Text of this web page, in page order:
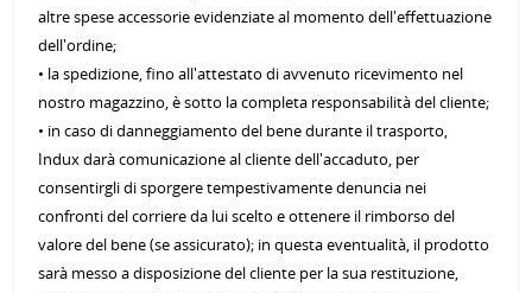
altre spese accessorie evidenziate al momento dell'effettuazione
dell'ordine;
• la spedizione, fino all'attestato di avvenuto ricevimento nel
nostro magazzino, è sotto la completa responsabilità del cliente;
• in caso di danneggiamento del bene durante il trasporto,
Indux darà comunicazione al cliente dell'accaduto, per
consentirgli di sporgere tempestivamente denuncia nei
confronti del corriere da lui scelto e ottenere il rimborso del
valore del bene (se assicurato); in questa eventualità, il prodotto
sarà messo a disposizione del cliente per la sua restituzione,